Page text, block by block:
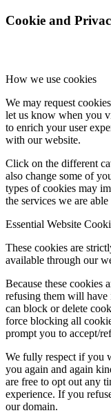
Cookie and
How we use cookies
We may request
let us know when you
to enrich your user
with our website.
Click on the different
also change some of
types of cookies may
the services we are
Essential Website
These cookies are
available through our
Because these cookies
refusing them will have
can block or delete
force blocking all
prompt you to accept/
We fully respect if you
you again and again
are free to opt out any
experience. If you
our domain.